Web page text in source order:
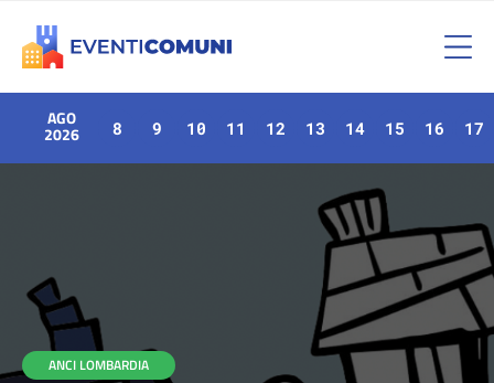
AGO
2026 8 9 10 11 12 13 14 15 16 17
ANCI LOMBARDIA